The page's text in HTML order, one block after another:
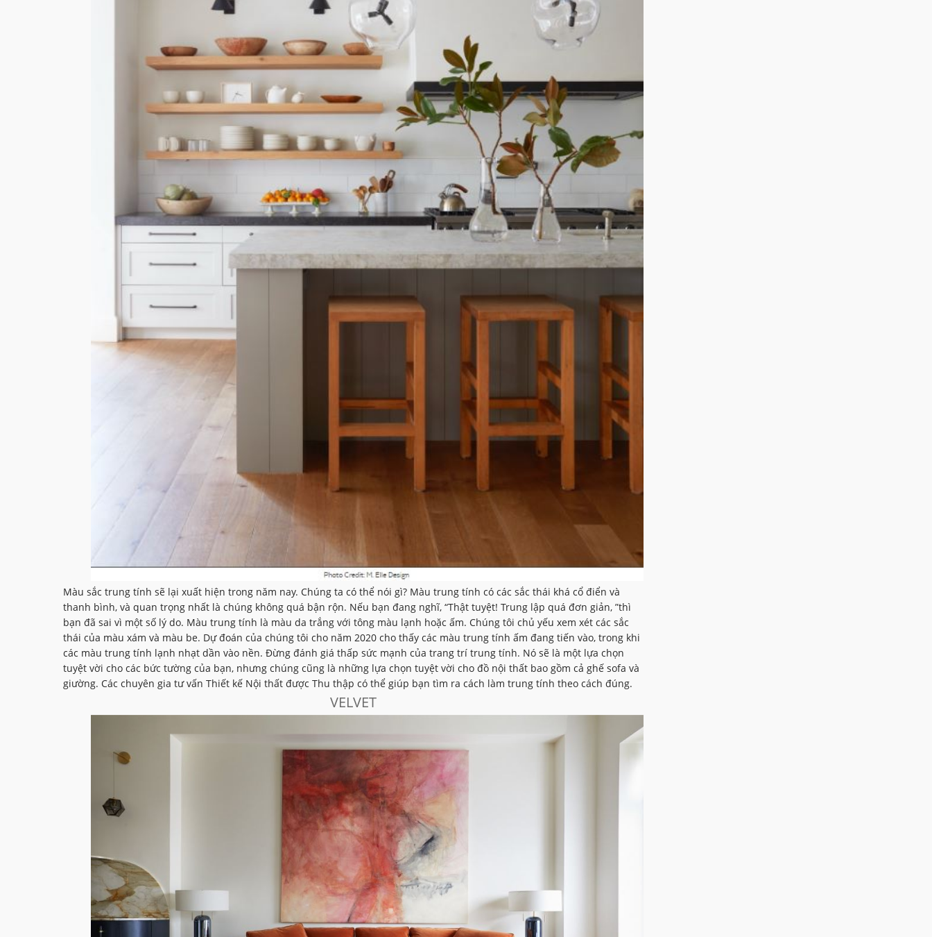
Màu sắc trung tính sẽ lại xuất hiện trong năm nay. Chúng ta có thể nói gì? Màu trung tính có các sắc thái khá cổ điển và
thanh bình, và quan trọng nhất là chúng không quá bận rộn. Nếu bạn đang nghĩ, “Thật tuyệt! Trung lập quá đơn giản, ”thì
bạn đã sai vì một số lý do. Màu trung tính là màu da trắng với tông màu lạnh hoặc ấm. Chúng tôi chủ yếu xem xét các sắc
thái của màu xám và màu be. Dự đoán của chúng tôi cho năm 2020 cho thấy các màu trung tính ấm đang tiến vào, trong khi
các màu trung tính lạnh nhạt dần vào nền. Đừng đánh giá thấp sức mạnh của trang trí trung tính. Nó sẽ là một lựa chọn
tuyệt vời cho các bức tường của bạn, nhưng chúng cũng là những lựa chọn tuyệt vời cho đồ nội thất bao gồm cả ghế sofa và
giường. Các chuyên gia tư vấn Thiết kế Nội thất được Thu thập có thể giúp bạn tìm ra cách làm trung tính theo cách đúng.
VELVET